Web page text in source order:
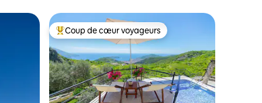
Coups de cœur voyageurs les plus appréciés
Coup de cœur voyageurs